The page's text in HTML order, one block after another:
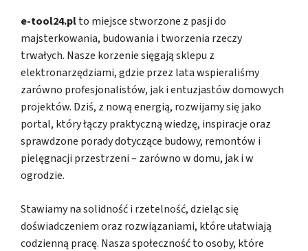
e-tool24.plto miejsce stworzone z pasji do
majsterkowania, budowania i tworzenia rzeczy
trwałych. Nasze korzenie sięgają sklepu z
elektronarzędziami, gdzie przez lata wspieraliśmy
zarówno profesjonalistów, jak i entuzjastów domowych
projektów. Dziś, z nową energią, rozwijamy się jako
portal, który łączy praktyczną wiedzę, inspiracje oraz
sprawdzone porady dotyczące budowy, remontów i
pielęgnacji przestrzeni – zarówno w domu, jak i w
ogrodzie.
Stawiamy na solidność i rzetelność, dzieląc się
doświadczeniem oraz rozwiązaniami, które ułatwiają
codzienną pracę. Nasza społeczność to osoby, które